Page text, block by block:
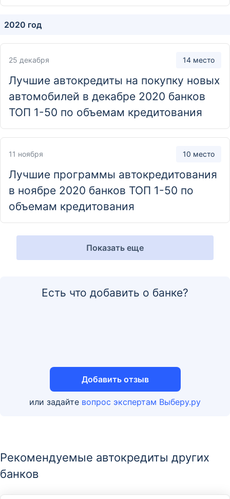
Отделение
ДО «Центр сделок с недвижимостью №2»
Ушаковская набережная, дом 3, Санкт-Петербург,
Россия, 197342
2020 год
25 декабря 14 место
Лучшие автокредиты на покупку новых
автомобилей в декабре 2020 банков
ТОП 1-50 по объемам кредитования
11 ноября 10 место
Лучшие программы автокредитования
в ноябре 2020 банков ТОП 1-50 по
объемам кредитования
Показать еще
Есть что добавить о банке?
Добавить отзыв
или задайте вопрос экспертам Выберу.ру
Рекомендуемые автокредиты других
банков